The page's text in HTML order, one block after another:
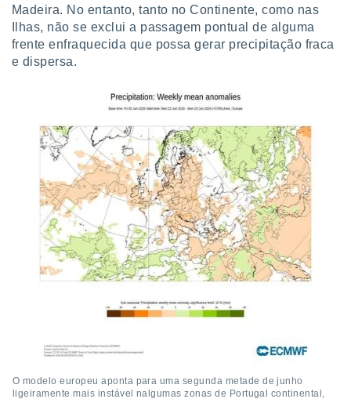
Madeira. No entanto, tanto no Continente, como nas
Ilhas, não se exclui a passagem pontual de alguma
frente enfraquecida que possa gerar precipitação fraca
e dispersa.
O modelo europeu aponta para uma segunda metade de junho
ligeiramente mais instável nalgumas zonas de Portugal continental,